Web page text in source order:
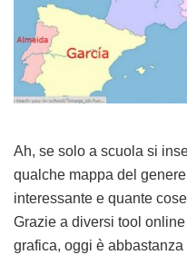
Ah, se solo a scuola si
qualche mappa del
interessante e quante
Grazie a diversi tool
grafica, oggi è